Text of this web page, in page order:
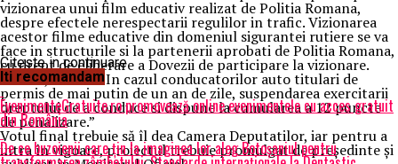
vizionarea unui film educativ realizat de Politia Romana,
despre efectele nerespectarii regulilor in trafic. Vizionarea
acestor filme educative din domeniul sigurantei rutiere se va
face in structurile si la partenerii aprobati de Politia Romana,
cu drept de eliberare a Dovezii de participare la vizionare.
Art. 96, alin. 41: In cazul conducatorilor auto titulari de
permis de mai putin de un an de zile, suspendarea exercitarii
dreptului de a conduce si dispune la cumularea a 12 puncte
de penalizare.”
Votul final trebuie să îl dea Camera Deputatilor, iar pentru a
intra în vigoare, proiectul trebuie promulgat de preşedinte şi
Citeste in continuare
Iti recomandam
EvenimenteGratuite.ro promovează online evenimentele cu acces gratuit
din România
De ce buzoienii care țin la imaginea lor aleg Botoșaniul pentru